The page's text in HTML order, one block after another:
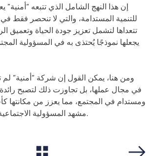
إن هذا النهج الشامل الذي تتبعه “أمنية”
للتنمية المستدامة، والتي لا تنحصر فقط
تتعداها لتشمل تعزيز جودة الحياة وتعميق
يجعلها نموذجًا يُحتذى به في المسؤولية
ومن هنا، يمكن القول إن شركة “أمنية” لم
في مجال عملها، بل تجاوزت ذلك لتصبح
ومستدام في المجتمع، مما يعزز من مكانتها
مشهد المسؤولية الاجتماعية في الأردن والعالم.